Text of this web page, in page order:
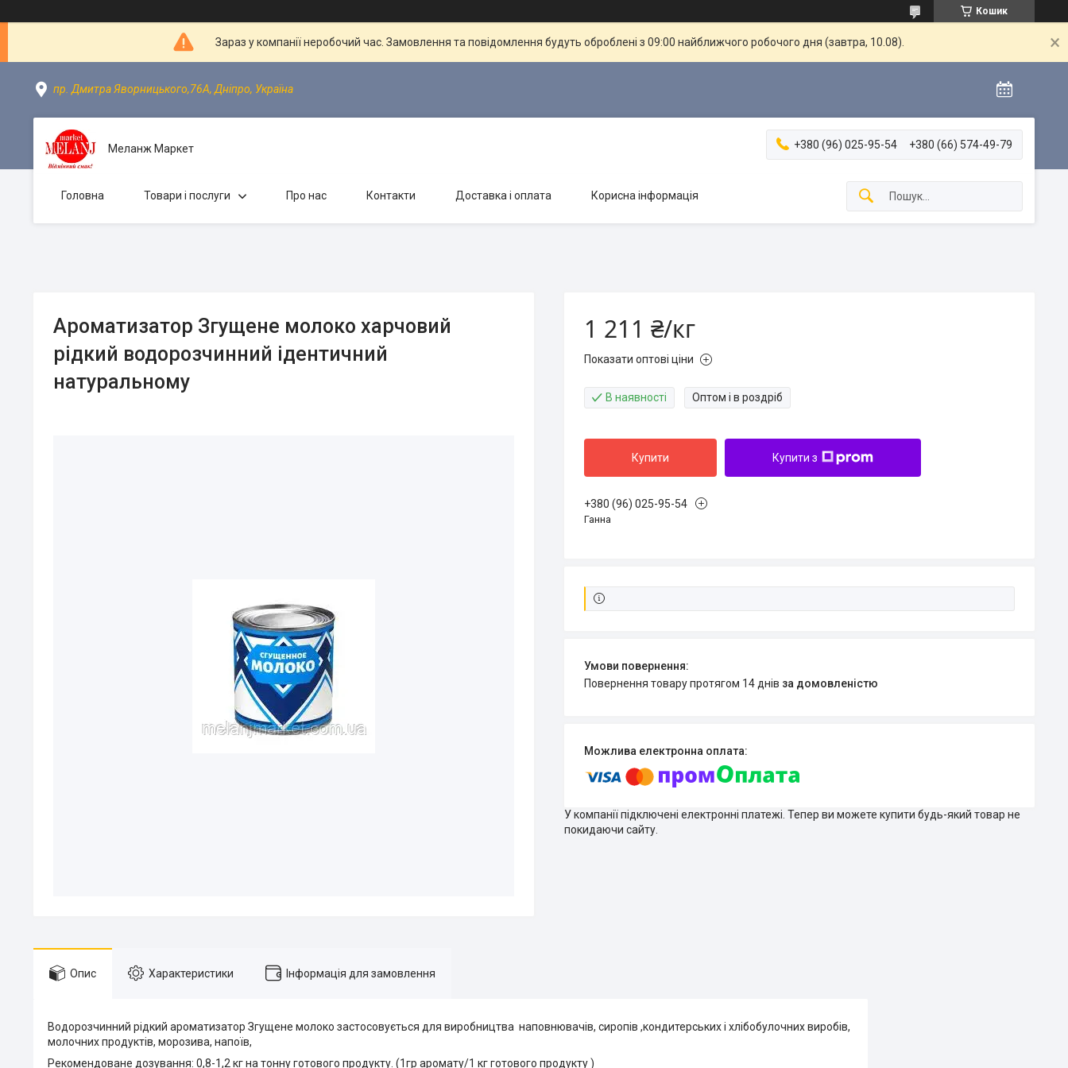
Кошик
Зараз у компанії неробочий час. Замовлення та повідомлення будуть оброблені з 09:00 найближчого робочого дня (завтра, 10.08).
пр. Дмитра Яворницького,76А, Дніпро, Україна
Меланж Маркет +380 (96) 025-95-54 +380 (66) 574-49-79
Головна Товари і послуги Про нас Контакти Доставка і оплата Корисна інформація
Ароматизатор Згущене молоко харчовий
рідкий водорозчинний ідентичний
натуральному
1 211 ₴/кг
Показати оптові ціни
В наявності Оптом і в роздріб
Купити Купити з
+380 (96) 025-95-54
Ганна
повернення товару протягом 14 днів за домовленістю
У компанії підключені електронні платежі. Тепер ви можете купити будь-який товар не
покидаючи сайту.
Опис Характеристики Інформація для замовлення
Водорозчинний рідкий ароматизатор Згущене молоко застосовується для виробництва наповнювачів, сиропів ,кондитерських і хлібобулочних виробів,
молочних продуктів, морозива, напоїв,
Рекомендоване дозування: 0,8-1,2 кг на тонну готового продукту. (1гр аромату/1 кг готового продукту )